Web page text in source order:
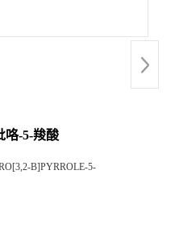
咯-5-羧酸
B]PYRROLE-5-